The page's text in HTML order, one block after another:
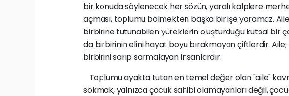
bir konuda söylenecek her sözün, yaralı kalplere
açması, toplumu bölmekten başka bir işe yaramaz.
birbirine tutunabilen yüreklerin oluşturduğu kutsal bir
da birbirinin elini hayat boyu bırakmayan çiftlerdir.
birbirini sarıp sarmalayan insanlardır.
Toplumu ayakta tutan en temel değer olan "aile"
sokmak, yalnızca çocuk sahibi olamayanları değil,